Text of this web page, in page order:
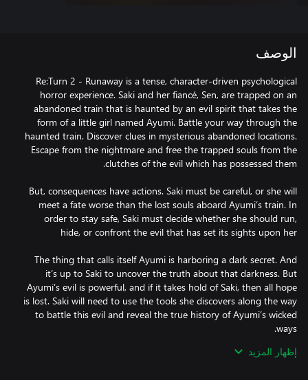
الوصف
Re:Turn 2 - Runaway is a tense, character-driven psychological
horror experience. Saki and her fiancé, Sen, are trapped on an
abandoned train that is haunted by an evil spirit that takes the
form of a little girl named Ayumi. Battle your way through the
haunted train. Discover clues in mysterious abandoned locations.
Escape from the nightmare and free the trapped souls from the
But, consequences have actions. Saki must be careful, or she will
meet a fate worse than the lost souls aboard Ayumi’s train. In
order to stay safe, Saki must decide whether she should run,
The thing that calls itself Ayumi is harboring a dark secret. And
it’s up to Saki to uncover the truth about that darkness. But
Ayumi’s evil is powerful, and if it takes hold of Saki, then all hope
is lost. Saki will need to use the tools she discovers along the way
to battle this evil and reveal the true history of Ayumi’s wicked
Re:turn 2 - Runaway is a tale of heart-breaking betrayal and
إظهار المزيد